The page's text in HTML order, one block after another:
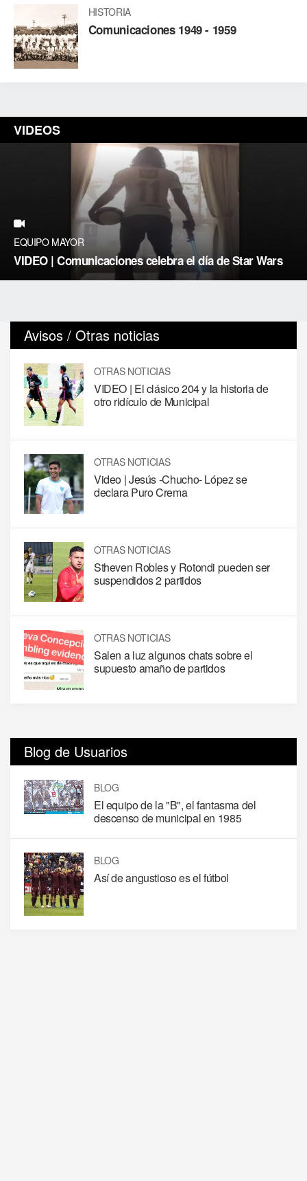
HISTORIA
Comunicaciones 1949 - 1959
VIDEOS
EQUIPO MAYOR
VIDEO | Comunicaciones celebra el día de Star Wars
Avisos / Otras noticias
OTRAS NOTICIAS
VIDEO | El clásico 204 y la historia de
otro ridículo de Municipal
OTRAS NOTICIAS
Video | Jesús -Chucho- López se
declara Puro Crema
OTRAS NOTICIAS
Stheven Robles y Rotondi pueden ser
suspendidos 2 partidos
OTRAS NOTICIAS
Salen a luz algunos chats sobre el
supuesto amaño de partidos
Blog de Usuarios
BLOG
El equipo de la "B", el fantasma del
descenso de municipal en 1985
BLOG
Así de angustioso es el fútbol